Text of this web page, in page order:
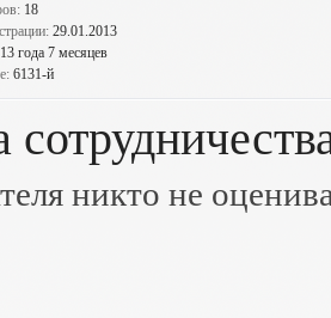
18
29.01.2013
13 года 7 месяцев
6131-й
никто не